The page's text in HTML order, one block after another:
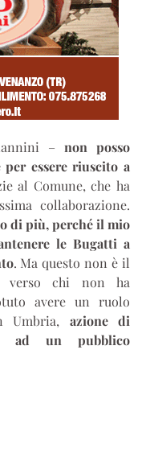
–non posso
per essere riuscito a
al Comune, che ha
collaborazione.
di più, perché il mio
le Bugatti a
. Ma questo non è il
verso chi non ha
avere un ruolo
Umbria, azione di
ad un pubblico